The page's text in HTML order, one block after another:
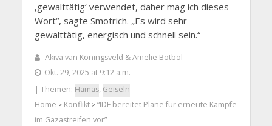
‚gewalttätig‘ verwendet, daher mag ich dieses
Wort“, sagte Smotrich. „Es wird sehr
gewalttätig, energisch und schnell sein.“
Akiva van Koningsveld & Amelie Botbol
Okt. 29, 2025 at 9:12 a.m.
| Themen: Hamas, Geiseln
Home > Konflikt> “IDF bereitet Pläne für erneute Kämpfe
im Gazastreifen vor”